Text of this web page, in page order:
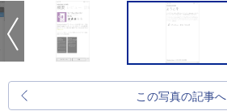
この写真の記事へ